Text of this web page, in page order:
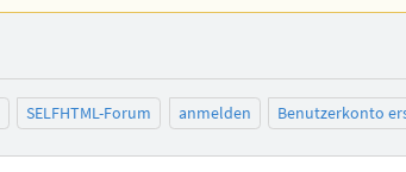
SELFHTML-Forum anmelden Benutzerkonto